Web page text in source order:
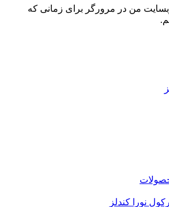
من در مرورگر برای زمانی که